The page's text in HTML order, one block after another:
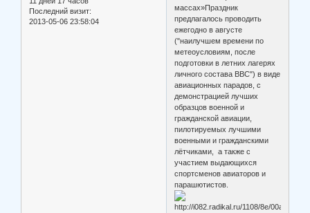
Последний визит:
2013-05-06 23:58:04
массах»Праздник
предлагалось проводить
ежегодно в августе
("наилучшем времени по
метеоусловиям, после
подготовки в летних лагерях
личного состава ВВС") в виде
авиационных парадов, с
демонстрацией лучших
образцов военной и
гражданской авиации,
пилотируемых лучшими
военными и гражданскими
лётчиками, а также с
участием выдающихся
спортсменов авиаторов и
парашютистов.